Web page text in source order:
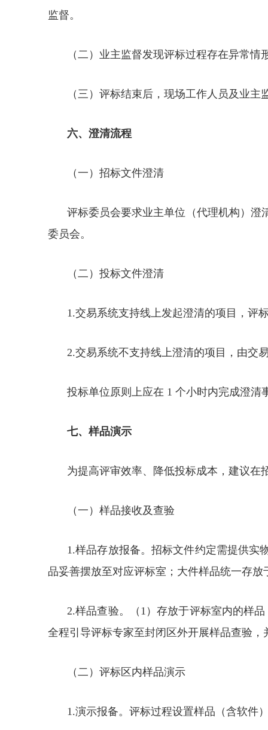
监督。
（二）业主监督发现评标过程存在异常
（三）评标结束后，现场工作人员及业
六、澄清流程
（一）招标文件澄清
评标委员会要求业主单位（代理机构）澄
委员会。
（二）投标文件澄清
1.交易系统支持线上发起澄清的项目，评
2.交易系统不支持线上澄清的项目，由交
投标单位原则上应在 1 个小时内完成澄
七、样品演示
为提高评审效率、降低投标成本，建议在
（一）样品接收及查验
1.样品存放报备。招标文件约定需提供实
品妥善摆放至对应评标室；大件样品统一存放
2.样品查验。（1）存放于评标室内的样
全程引导评标专家至封闭区外开展样品查验
（二）评标区内样品演示
1.演示报备。评标过程设置样品（含软件